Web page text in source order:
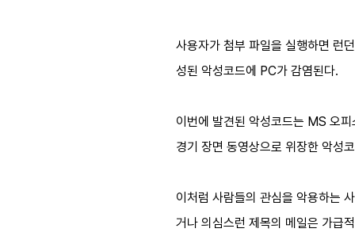
사용자가 첨부 파일을 실행하면 런
성된 악성코드에 PC가 감염된다.
이번에 발견된 악성코드는 MS 오
경기 장면 동영상으로 위장한 악성
이처럼 사람들의 관심을 악용하는
거나 의심스런 제목의 메일은 가급